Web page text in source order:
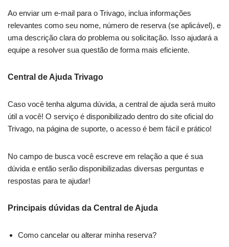
Ao enviar um e-mail para o Trivago, inclua informações
relevantes como seu nome, número de reserva (se aplicável), e
uma descrição clara do problema ou solicitação. Isso ajudará a
equipe a resolver sua questão de forma mais eficiente.
Central de Ajuda Trivago
Caso você tenha alguma dúvida, a central de ajuda será muito
útil a você! O serviço é disponibilizado dentro do site oficial do
Trivago, na página de suporte, o acesso é bem fácil e prático!
No campo de busca você escreve em relação a que é sua
dúvida e então serão disponibilizadas diversas perguntas e
respostas para te ajudar!
Principais dúvidas da Central de Ajuda
Como cancelar ou alterar minha reserva?